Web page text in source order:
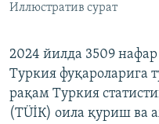
Иллюстратив сурат
2024 йилда 3509
Туркия фуқароларига
рақам Туркия
(ТÜİК) оила қуриш ва